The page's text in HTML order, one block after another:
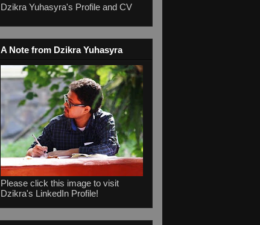
Dzikra Yuhasyra's Profile and CV
A Note from Dzikra Yuhasyra
Please click this image to visit
Dzikra's LinkedIn Profile!